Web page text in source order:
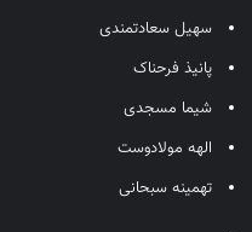
سهیل سعادتمندی
پانیذ فرحناک
شیما مسجدی
الهه مولادوست
تهمینه سبحانی